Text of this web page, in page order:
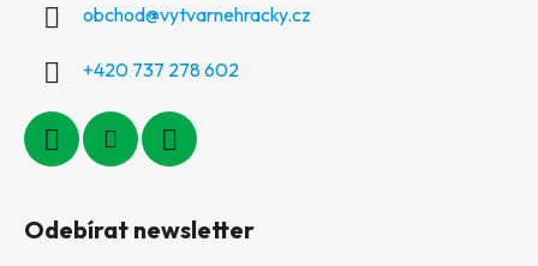
obchod@vytvarnehracky.cz
+420 737 278 602
Odebírat newsletter